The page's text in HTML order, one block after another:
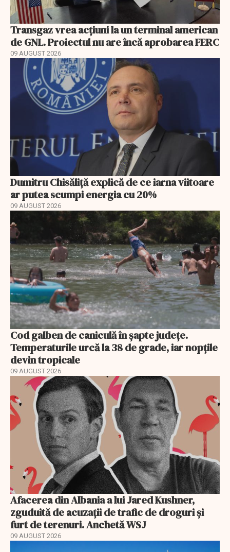
Transgaz vrea acțiuni la un terminal american
de GNL. Proiectul nu are încă aprobarea FERC
09 AUGUST 2026
Dumitru Chisăliță explică de ce iarna viitoare
ar putea scumpi energia cu 20%
09 AUGUST 2026
Cod galben de caniculă în șapte județe.
Temperaturile urcă la 38 de grade, iar nopțile
devin tropicale
09 AUGUST 2026
Afacerea din Albania a lui Jared Kushner,
zguduită de acuzații de trafic de droguri și
furt de terenuri. Anchetă WSJ
09 AUGUST 2026